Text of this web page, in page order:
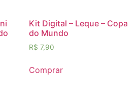
Kit Digital – Leque – Copa
do Mundo
R$ 7,90
Comprar